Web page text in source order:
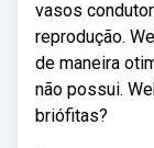
vasos
reprodução.
de maneira
não possui.
briófitas?